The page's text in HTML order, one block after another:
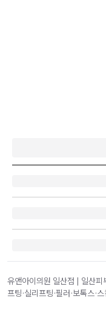
유앤아이의원 일산점 | 일산피
프팅·실리프팅·필러·보톡스·